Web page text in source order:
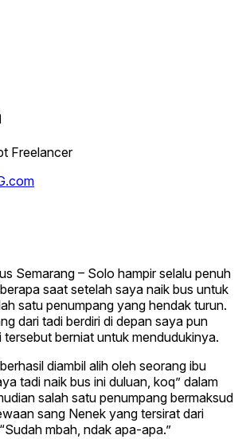
Freelancer
Semarang – Solo hampir selalu penuh
saat setelah saya naik bus untuk
satu penumpang yang hendak turun.
dari tadi berdiri di depan saya pun
tersebut berniat untuk mendudukinya.
diambil alih oleh seorang ibu
tadi naik bus ini duluan, koq” dalam
salah satu penumpang bermaksud
sang Nenek yang tersirat dari
mbah, ndak apa-apa.”